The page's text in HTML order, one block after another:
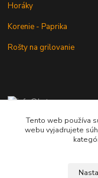
Horáky
Korenie - Paprika
Rošty na grilovanie
+421
od 8:00 - do
Tento web používa
webu vyjadrujete